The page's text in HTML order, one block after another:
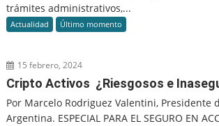
trámites administrativos,...
Actualidad Último momento
15 febrero, 2024
Cripto Activos ¿Riesgosos e
Por Marcelo Rodriguez Valentini, Presidente
Argentina. ESPECIAL PARA EL SEGURO EN